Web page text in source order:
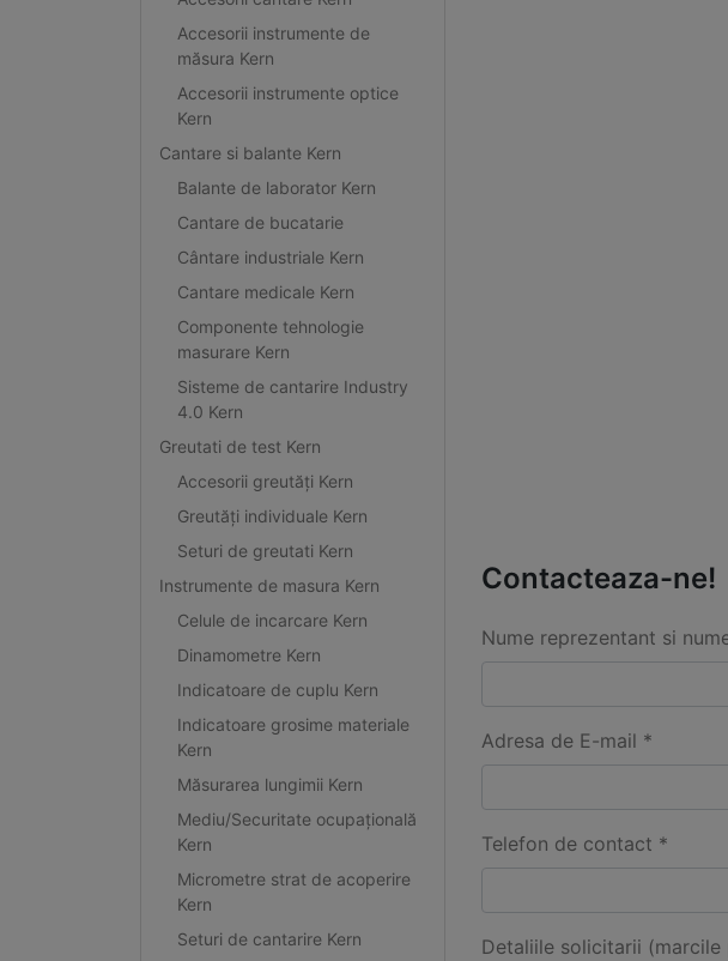
Accesorii instrumente de
măsura Kern
Accesorii instrumente optice
Kern
Cantare si balante Kern
Balante de laborator Kern
Cantare de bucatarie
Cântare industriale Kern
Cantare medicale Kern
Componente tehnologie
masurare Kern
Sisteme de cantarire Industry
4.0 Kern
Greutati de test Kern
Accesorii greutăți Kern
Greutăți individuale Kern
Seturi de greutati Kern
Instrumente de masura Kern
Celule de incarcare Kern
Dinamometre Kern
Indicatoare de cuplu Kern
Indicatoare grosime materiale
Kern
Măsurarea lungimii Kern
Mediu/Securitate ocupațională
Kern
Micrometre strat de acoperire
Kern
Seturi de cantarire Kern
Contacteaza-ne!
Nume reprezentant si
Adresa de E-mail *
Telefon de contact *
Detaliile solicitarii